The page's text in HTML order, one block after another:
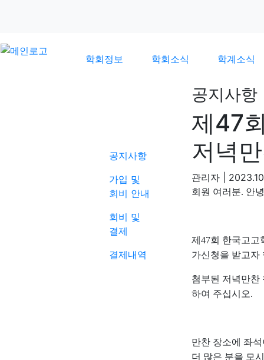
학회정보 학회소식 학계소식
공지사항
가입 및
회비 안내
회비 및
결제
결제내역
공지사항
제47
저녁
관리자
회원 여러분. 안
제 47회 한국고고
가신청을 받고자
첨부된 저녁만찬
하여 주십시오.
만찬 장소에 좌
더 많은 분을 모